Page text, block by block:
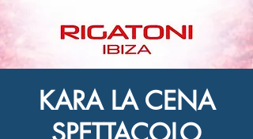
KARA LA CENA